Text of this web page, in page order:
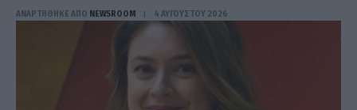
ΑΝΑΡΤΗΘΗΚΕ ΑΠΟ NEWSROOM 4 ΑΥΓΟΎΣΤΟΥ 2026